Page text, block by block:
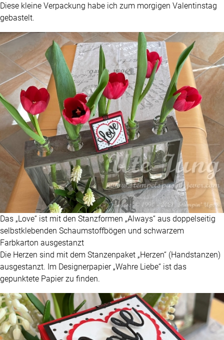
Diese kleine Verpackung habe ich zum morgigen Valentinstag
gebastelt.
Das „Love“ ist mit den Stanzformen „Always“ aus doppelseitig
selbstklebenden Schaumstoffbögen und schwarzem
Farbkarton ausgestanzt
Die Herzen sind mit dem Stanzenpaket „Herzen“ (Handstanzen)
ausgestanzt. Im Designerpapier „Wahre Liebe“ ist das
gepunktete Papier zu finden.